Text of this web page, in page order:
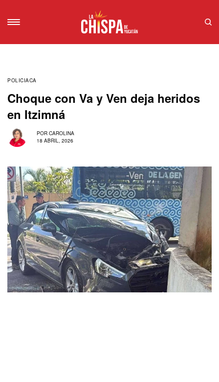
POLICIACA
Choque con Va y Ven deja heridos
en Itzimná
POR CAROLINA
18 ABRIL, 2026